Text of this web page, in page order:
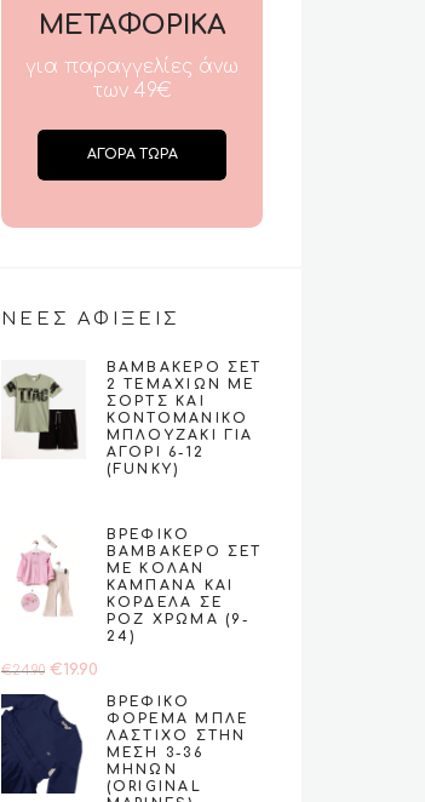
ΜΕΤΑΦΟΡΙΚΑ
για παραγγελίες άνω
των 49€
ΑΓΟΡΑ ΤΩΡΑ
ΝΕΕΣ ΑΦΙΞΕΙΣ
ΒΑΜΒΑΚΕΡΌ ΣΕΤ
2 ΤΕΜΑΧΊΩΝ ΜΕ
ΣΟΡΤΣ ΚΑΙ
ΚΟΝΤΟΜΆΝΙΚΟ
ΜΠΛΟΥΖΆΚΙ ΓΙΑ
ΑΓΌΡΙ 6-12
(FUNKY)
ΒΡΕΦΙΚΌ
ΒΑΜΒΑΚΕΡΌ ΣΕΤ
ΜΕ ΚΟΛΆΝ
ΚΑΜΠΆΝΑ ΚΑΙ
ΚΟΡΔΈΛΑ ΣΕ
ΡΟΖ ΧΡΏΜΑ (9-
24)
€24.90 Original
price
was:
€24.90.
€19.90
τρέχουσα
τιμή
είναι:
€19.90.
ΒΡΕΦΙΚΌ
ΦΌΡΕΜΑ ΜΠΛΕ
ΛΆΣΤΙΧΟ ΣΤΗΝ
ΜΈΣΗ 3-36
ΜΗΝΏΝ
(ORIGINAL